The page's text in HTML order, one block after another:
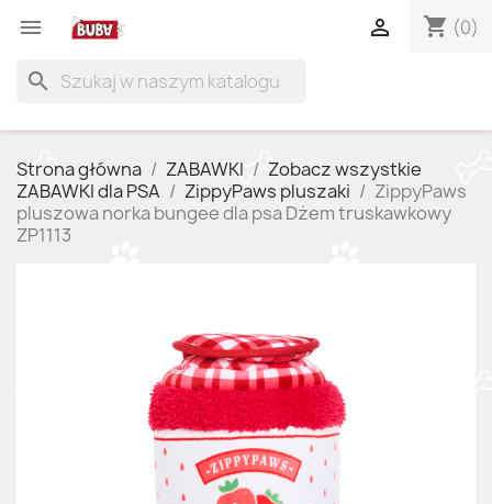
 shopping_cart (0)

search
Strona główna ZABAWKI
Zobacz wszystkie
ZABAWKI dla PSA
ZippyPaws pluszaki
ZippyPaws
pluszowa norka bungee dla psa Dżem truskawkowy
ZP1113